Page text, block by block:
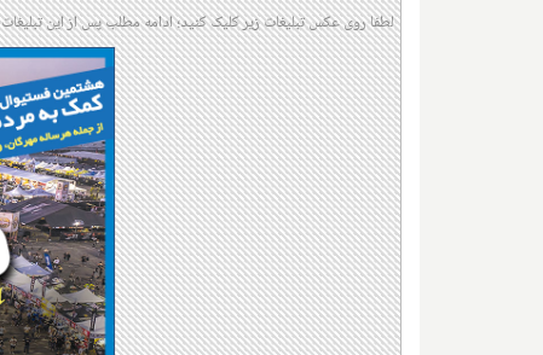
لطفا روی عکس تبلیغات زیر کلیک کنید؛ ادامه مطلب پس از این تبلیغات